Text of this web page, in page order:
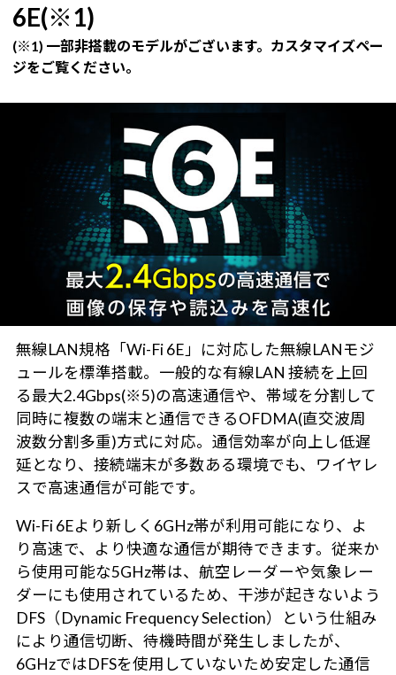
6E(※1)
(※1) 一部非搭載のモデルがございます。カスタマイズペー
ジをご覧ください。
無線LAN規格「Wi-Fi 6E」に対応した無線LANモジ
ュールを標準搭載。一般的な有線LAN 接続を上回
る最大2.4Gbps(※5)の高速通信や、帯域を分割して
同時に複数の端末と通信できるOFDMA(直交波周
波数分割多重)方式に対応。通信効率が向上し低遅
延となり、接続端末が多数ある環境でも、ワイヤレ
スで高速通信が可能です。
Wi-Fi 6Eより新しく6GHz帯が利用可能になり、よ
り高速で、より快適な通信が期待できます。従来か
ら使用可能な5GHz帯は、航空レーダーや気象レー
ダーにも使用されているため、干渉が起きないよう
DFS（Dynamic Frequency Selection）という仕組み
により通信切断、待機時間が発生しましたが、
6GHzではDFSを使用していないため安定した通信